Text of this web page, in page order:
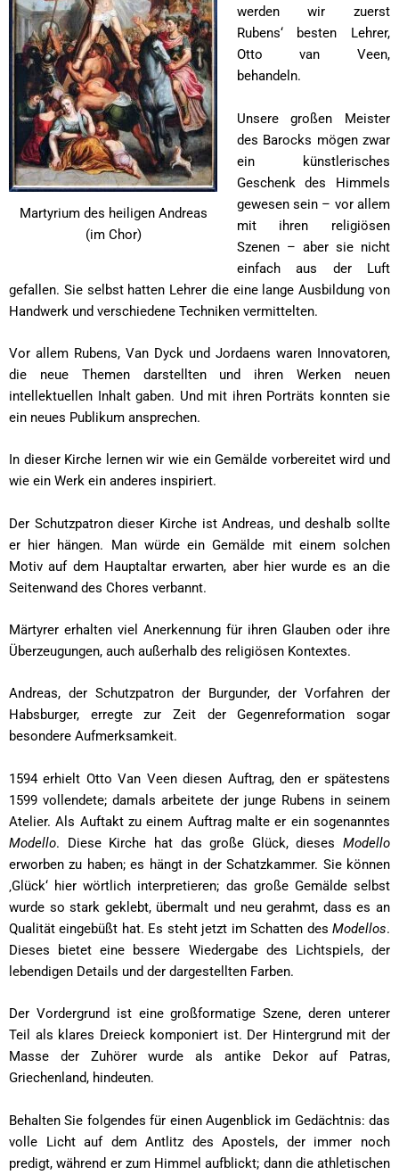
Martyrium des heiligen Andreas
(im Chor)
werden wir zuerst
Rubens‘ besten Lehrer,
Otto van Veen,
behandeln.
Unsere großen Meister
des Barocks mögen zwar
ein künstlerisches
Geschenk des Himmels
gewesen sein – vor allem
mit ihren religiösen
Szenen – aber sie nicht
einfach aus der Luft
gefallen. Sie selbst hatten Lehrer die eine lange Ausbildung von
Handwerk und verschiedene Techniken vermittelten.
Vor allem Rubens, Van Dyck und Jordaens waren Innovatoren,
die neue Themen darstellten und ihren Werken neuen
intellektuellen Inhalt gaben. Und mit ihren Porträts konnten sie
ein neues Publikum ansprechen.
In dieser Kirche lernen wir wie ein Gemälde vorbereitet wird und
wie ein Werk ein anderes inspiriert.
Der Schutzpatron dieser Kirche ist Andreas, und deshalb sollte
er hier hängen. Man würde ein Gemälde mit einem solchen
Motiv auf dem Hauptaltar erwarten, aber hier wurde es an die
Seitenwand des Chores verbannt.
Märtyrer erhalten viel Anerkennung für ihren Glauben oder ihre
Überzeugungen, auch außerhalb des religiösen Kontextes.
Andreas, der Schutzpatron der Burgunder, der Vorfahren der
Habsburger, erregte zur Zeit der Gegenreformation sogar
besondere Aufmerksamkeit.
1594 erhielt Otto Van Veen diesen Auftrag, den er spätestens
1599 vollendete; damals arbeitete der junge Rubens in seinem
Atelier. Als Auftakt zu einem Auftrag malte er ein sogenanntes
Modello. Diese Kirche hat das große Glück, dieses Modello
erworben zu haben; es hängt in der Schatzkammer. Sie können
‚Glück‘ hier wörtlich interpretieren; das große Gemälde selbst
wurde so stark geklebt, übermalt und neu gerahmt, dass es an
Qualität eingebüßt hat. Es steht jetzt im Schatten des Modellos.
Dieses bietet eine bessere Wiedergabe des Lichtspiels, der
lebendigen Details und der dargestellten Farben.
Der Vordergrund ist eine großformatige Szene, deren unterer
Teil als klares Dreieck komponiert ist. Der Hintergrund mit der
Masse der Zuhörer wurde als antike Dekor auf Patras,
Griechenland, hindeuten.
Behalten Sie folgendes für einen Augenblick im Gedächtnis: das
volle Licht auf dem Antlitz des Apostels, der immer noch
predigt, während er zum Himmel aufblickt; dann die athletischen